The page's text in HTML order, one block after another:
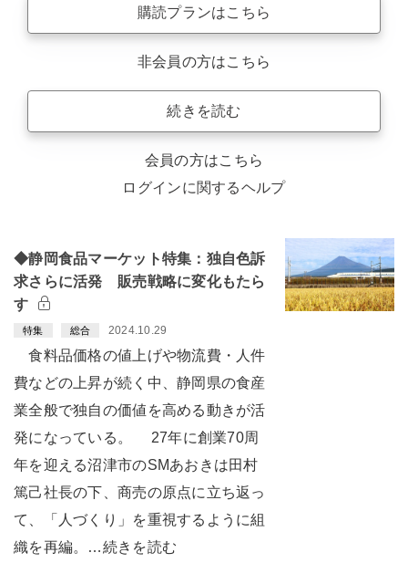
購読プランはこちら
非会員の方はこちら
続きを読む
会員の方はこちら
ログインに関するヘルプ
◆静岡食品マーケット特集：独自色訴
求さらに活発 販売戦略に変化もたら
す
特集 総合 2024.10.29
食料品価格の値上げや物流費・人件
費などの上昇が続く中、静岡県の食産
業全般で独自の価値を高める動きが活
発になっている。 27年に創業70周
年を迎える沼津市のSMあおきは田村
篤己社長の下、商売の原点に立ち返っ
て、「人づくり」を重視するように組
織を再編。…続きを読む